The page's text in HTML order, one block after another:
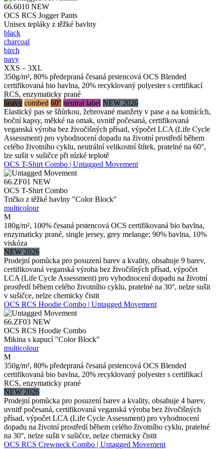
66.6010 NEW
OCS RCS Jogger Pants
Unisex tepláky z těžké bavlny
black
charcoal
birch
navy
XXS – 3XL
350g/m², 80% předepraná česaná prstencová OCS Blended
certifikovaná bio bavlna, 20% recyklovaný polyester s certifikací
RCS, enzymaticky prané
heavy combed 60° neutral label NEW 2026
Elastický pas se šňůrkou, žebrované manžety v pase a na kotnících,
boční kapsy, měkké na omak, uvnitř počesaná, certifikovaná
veganská výroba bez živočišných přísad, výpočet LCA (Life Cycle
Assessment) pro vyhodnocení dopadu na životní prostředí během
celého životního cyklu, neutrální velikostní štítek, pratelné na 60°,
lze sušit v sušičce při nízké teplotě
OCS T-Shirt Combo | Untagged Movement
66.ZF01 NEW
OCS T-Shirt Combo
Tričko z těžké bavlny "Color Block"
multicolour
M
180g/m², 100% česaná prstencová OCS certifikovaná bio bavlna,
enzymaticky prané, single jersey, grey melange: 90% bavlna, 10%
viskóza
NEW 2026
Prodejní pomůcka pro posuzení barev a kvality, obsahuje 9 barev,
certifikovaná veganská výroba bez živočišných přísad, výpočet
LCA (Life Cycle Assessment) pro vyhodnocení dopadu na životní
prostředí během celého životního cyklu, pratelné na 30°, nelze sušit
v sušičce, nelze chemicky čistit
OCS RCS Hoodie Combo | Untagged Movement
66.ZF03 NEW
OCS RCS Hoodie Combo
Mikina s kapucí "Color Block"
multicolour
M
350g/m², 80% předepraná česaná prstencová OCS Blended
certifikovaná bio bavlna, 20% recyklovaný polyester s certifikací
RCS, enzymaticky prané
NEW 2026
Prodejní pomůcka pro posuzení barev a kvality, obsahuje 4 barev,
uvnitř počesaná, certifikovaná veganská výroba bez živočišných
přísad, výpočet LCA (Life Cycle Assessment) pro vyhodnocení
dopadu na životní prostředí během celého životního cyklu, pratelné
na 30°, nelze sušit v sušičce, nelze chemicky čistit
OCS RCS Crewneck Combo | Untagged Movement